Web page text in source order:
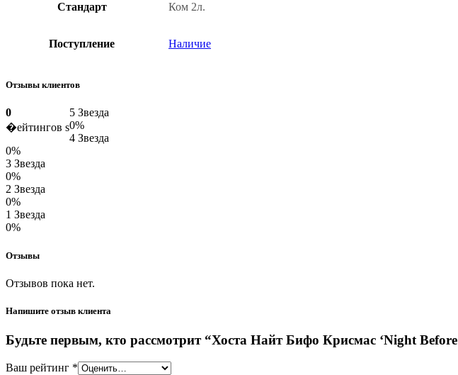
Стандарт Ком 2л.
Поступление Наличие
Отзывы клиентов
0
�ейтингов s
5 Звезда
0%
4 Звезда
0%
3 Звезда
0%
2 Звезда
0%
1 Звезда
0%
Отзывы
Отзывов пока нет.
Напишите отзыв клиента
Будьте первым, кто рассмотрит “Хоста Найт Бифо Крисмас ‘Night Before
Ваш рейтинг *